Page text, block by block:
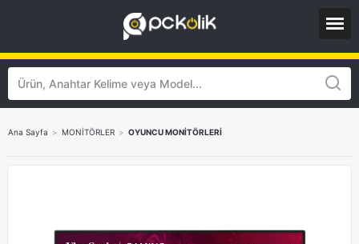
Ana Sayfa > MONİTÖRLER > OYUNCU MONİTÖRLERİ